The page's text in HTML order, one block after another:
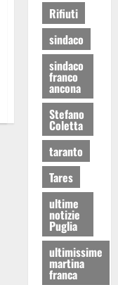
Rifiuti
sindaco
sindaco
franco
ancona
Stefano
Coletta
taranto
Tares
ultime
notizie
Puglia
ultimissime
martina
franca